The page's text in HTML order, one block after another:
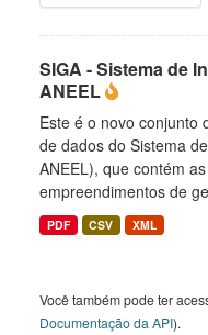
SIGA - Sistema de
ANEEL
Este é o novo conjunto
de dados do Sistema
ANEEL), que contém
empreendimentos de
PDF CSV XML
Você também pode ter
Documentação da API).